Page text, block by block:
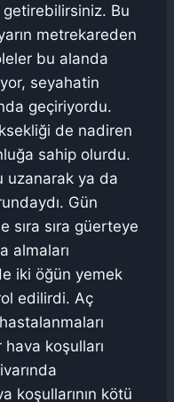
getirebilirsiniz. Bu
metrekareden
bu alanda
seyahatin
geçiriyordu.
de nadiren
sahip olurdu.
uzanarak ya da
Gün
sıra sıra güerteye
almaları
iki öğün yemek
edilirdi. Aç
koşulları
koşullarının kötü